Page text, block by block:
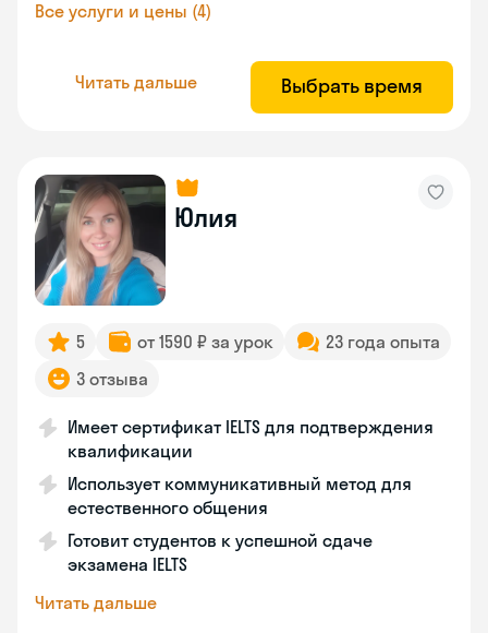
Все услуги и цены (4)
Читать дальше Выбрать время
Юлия
5 от 1590 ₽ за урок
23 года опыта
3 отзыва
Имеет сертификат IELTS для подтверждения
квалификации
Использует коммуникативный метод для
естественного общения
Готовит студентов к успешной сдаче
экзамена IELTS
Читать дальше